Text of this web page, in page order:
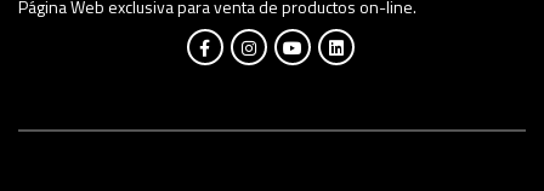
Página Web exclusiva para venta de productos on-line.